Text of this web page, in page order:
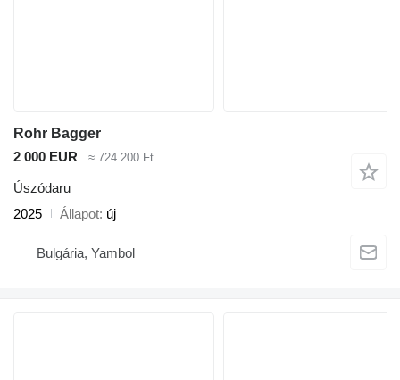
Rohr Bagger
2 000 EUR
≈ 724 200 Ft
Úszódaru
2025
Állapot új
Bulgária, Yambol